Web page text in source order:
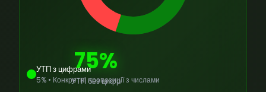
75%
УТП без цифр
УТП з цифрами
5% • Конкретні пропозиції з числами